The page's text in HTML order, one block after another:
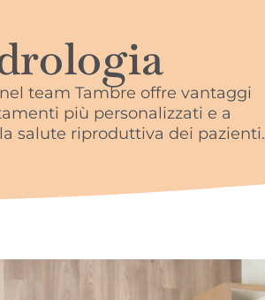
team Tambre offre vantaggi
più personalizzati e a
salute riproduttiva dei pazienti.